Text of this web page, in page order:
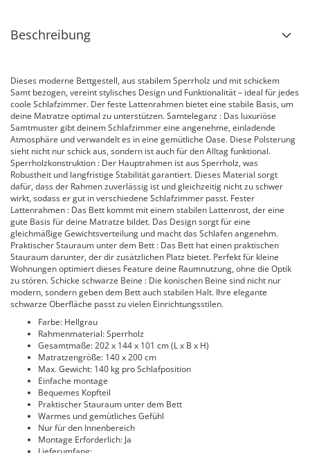
Beschreibung
Dieses moderne Bettgestell, aus stabilem Sperrholz und mit schickem
Samt bezogen, vereint stylisches Design und Funktionalität – ideal für jedes
coole Schlafzimmer. Der feste Lattenrahmen bietet eine stabile Basis, um
deine Matratze optimal zu unterstützen. Samteleganz : Das luxuriöse
Samtmuster gibt deinem Schlafzimmer eine angenehme, einladende
Atmosphäre und verwandelt es in eine gemütliche Oase. Diese Polsterung
sieht nicht nur schick aus, sondern ist auch für den Alltag funktional.
Sperrholzkonstruktion : Der Hauptrahmen ist aus Sperrholz, was
Robustheit und langfristige Stabilität garantiert. Dieses Material sorgt
dafür, dass der Rahmen zuverlässig ist und gleichzeitig nicht zu schwer
wirkt, sodass er gut in verschiedene Schlafzimmer passt. Fester
Lattenrahmen : Das Bett kommt mit einem stabilen Lattenrost, der eine
gute Basis für deine Matratze bildet. Das Design sorgt für eine
gleichmäßige Gewichtsverteilung und macht das Schlafen angenehm.
Praktischer Stauraum unter dem Bett : Das Bett hat einen praktischen
Stauraum darunter, der dir zusätzlichen Platz bietet. Perfekt für kleine
Wohnungen optimiert dieses Feature deine Raumnutzung, ohne die Optik
zu stören. Schicke schwarze Beine : Die konischen Beine sind nicht nur
modern, sondern geben dem Bett auch stabilen Halt. Ihre elegante
schwarze Oberfläche passt zu vielen Einrichtungsstilen.
Farbe: Hellgrau
Rahmenmaterial: Sperrholz
Gesamtmaße: 202 x 144 x 101 cm (L x B x H)
Matratzengröße: 140 x 200 cm
Max. Gewicht: 140 kg pro Schlafposition
Einfache montage
Bequemes Kopfteil
Praktischer Stauraum unter dem Bett
Warmes und gemütliches Gefühl
Nur für den Innenbereich
Montage Erforderlich: Ja